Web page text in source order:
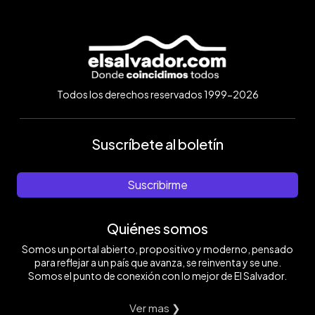
Todos los derechos reservados 1999-2026
Suscríbete al boletín
Suscribirme
Quiénes somos
Somos un portal abierto, propositivo y moderno, pensado
para reflejar a un país que avanza, se reinventa y se une.
Somos el punto de conexión con lo mejor de El Salvador.
Ver mas ❯